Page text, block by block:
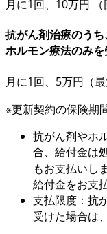
月に1回、10万円
抗がん剤治療のうち、
ホルモン療法のみ
月に1回、5万円 （
※更新契約の保険期
抗がん剤やホ
合、給付金は
もお支払いし
給付金をお支
支払限度：抗
受けた場合は